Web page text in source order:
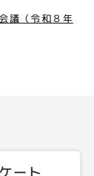
議（令和８年
ート